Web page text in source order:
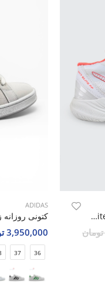
کتونی والیبال زنانه اسیکس Asics Sky Elite 2 W
ADIDAS
3,950,000 تومان
36
37